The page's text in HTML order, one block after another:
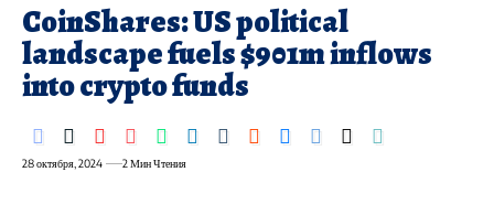
CoinShares: US political
landscape fuels $901m inflows
into crypto funds
28 октября, 2024 2 Мин Чтения